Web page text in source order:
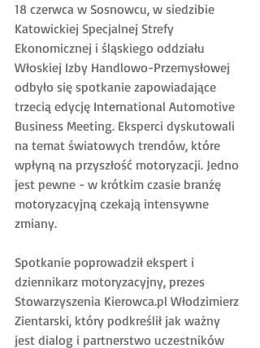
18 czerwca w Sosnowcu, w siedzibie
Katowickiej Specjalnej Strefy
Ekonomicznej i śląskiego oddziału
Włoskiej Izby Handlowo-Przemysłowej
odbyło się spotkanie zapowiadające
trzecią edycję International Automotive
Business Meeting. Eksperci dyskutowali
na temat światowych trendów, które
wpłyną na przyszłość motoryzacji. Jedno
jest pewne - w krótkim czasie branżę
motoryzacyjną czekają intensywne
zmiany.
Spotkanie poprowadził ekspert i
dziennikarz motoryzacyjny, prezes
Stowarzyszenia Kierowca.pl Włodzimierz
Zientarski, który podkreślił jak ważny
jest dialog i partnerstwo uczestników